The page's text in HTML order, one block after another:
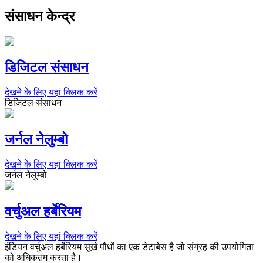
संसाधन केन्द्र
डिजिटल संसाधन
देखने के लिए यहां क्लिक करें
डिजिटल संसाधन
जर्नल नेलुम्बो
देखने के लिए यहां क्लिक करें
जर्नल नेलुम्बो
वर्चुअल हर्बेरियम
देखने के लिए यहां क्लिक करें
इंडियन वर्चुअल हर्बेरियम सूखे पौधों का एक डेटाबेस है जो संग्रह की उपयोगिता
को अधिकतम करता है।